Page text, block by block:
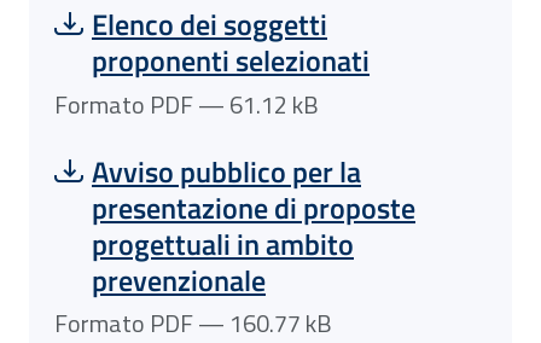
Scarica file:
Elenco dei soggetti
proponenti selezionati
Formato PDF — Dimensione 61.12 kB
Formato PDF — 61.12 kB
Scarica file:
Avviso pubblico per la
presentazione di proposte
progettuali in ambito
prevenzionale
Formato PDF — Dimensione 160.77 kB
Formato PDF — 160.77 kB